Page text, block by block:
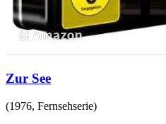
Zur See
(1976, Fernsehserie)